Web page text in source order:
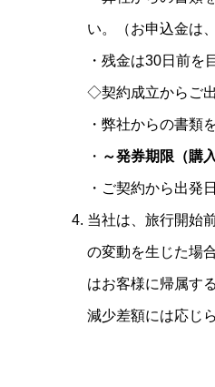
い。（お申込金は
・残金は30日前を
◇契約成立からご
・弊社からの書類
・ ～発券期限（購
・ご契約から出発
当社は、旅行開始
の変動を生じた場
はお客様に帰属す
減少差額には応じ